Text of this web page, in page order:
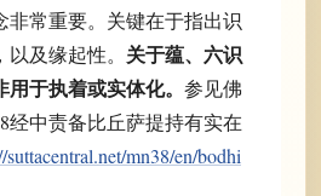
非常重要。关键在于指出识
及缘起性。 关于蕴、六识
于执着或实体化。 参见佛
经中责备比丘萨提持有实在
suttacentral.net/mn38/en/bodhi